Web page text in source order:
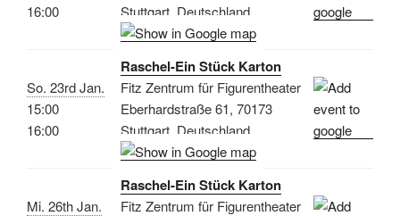
16:00
Stuttgart, Deutschland
So. 23rd Jan.
15:00
16:00
Raschel-Ein Stück Karton
Fitz Zentrum für Figurentheater
Eberhardstraße 61, 70173
Stuttgart, Deutschland
Mi. 26th Jan.
Raschel-Ein Stück Karton
Fitz Zentrum für Figurentheater